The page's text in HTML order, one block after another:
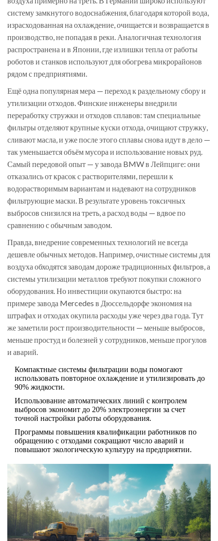
систему замкнутого водоснабжения, благодаря которой вода,
израсходованная на охлаждение, очищается и возвращается в
производство, не попадая в реки. Аналогичная технология
распространена и в Японии, где излишки тепла от работы
роботов и станков используют для обогрева микрорайонов
рядом с предприятиями.
Ещё одна популярная мера — переход к раздельному сбору и
утилизации отходов. Финские инженеры внедрили
переработку стружки и отходов сплавов: там специальные
фильтры отделяют крупные куски отхода, очищают стружку,
сливают масла, и уже после этого сплавы снова идут в дело —
так уменьшается объём мусора и использование новых руд.
Самый передовой опыт — у завода BMW в Лейпциге: они
отказались от красок с растворителями, перешли к
водорастворимым вариантам и надевают на сотрудников
фильтрующие маски. В результате уровень токсичных
выбросов снизился на треть, а расход воды — вдвое по
сравнению с обычным заводом.
Правда, внедрение современных технологий не всегда
дешевле обычных методов. Например, очистные системы для
воздуха обходятся заводам дороже традиционных фильтров, а
системы утилизации металлов требуют покупки сложного
оборудования. Но инвестиции окупаются быстро: на
примере завода Mercedes в Дюссельдорфе экономия на
штрафах и отходах окупила расходы уже через два года. Тут
же заметили рост производительности — меньше выбросов,
меньше простуд и болезней у сотрудников, меньше прогулов
и аварий.
Компактные системы фильтрации воды помогают
использовать повторное охлаждение и утилизировать до
90% жидкости.
Использование автоматических линий с контролем
выбросов экономит до 20% электроэнергии за счет
точной настройки работы оборудования.
Программы повышения квалификации работников по
обращению с отходами сокращают число аварий и
повышают экологическую культуру на предприятии.